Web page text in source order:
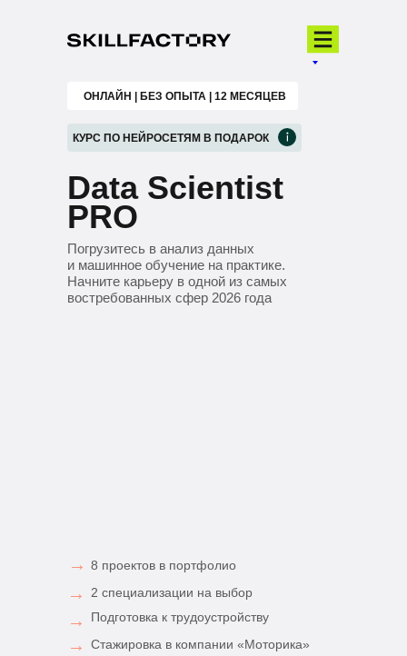
ОНЛАЙН | БЕЗ ОПЫТА | 12 МЕСЯЦЕВ
Data Scientist
PRO
Погрузитесь в анализ данных
и машинное обучение на практике.
Начните карьеру в одной из самых
востребованных сфер 2026 года
→ 8 проектов в портфолио
→ Стажировка в компании «Моторика»
→
→
КУРС ПО НЕЙРОСЕТЯМ В ПОДАРОК
2 специализации на выбор
Подготовка к трудоустройству